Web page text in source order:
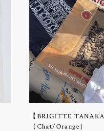
【BRIGITTE
（Chat/Orange）